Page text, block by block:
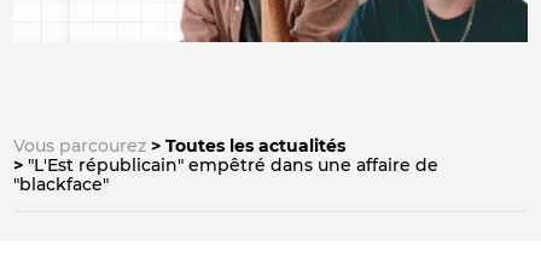
Vous parcourez
Toutes les actualités
"L'Est républicain" empêtré dans une affaire de
"blackface"